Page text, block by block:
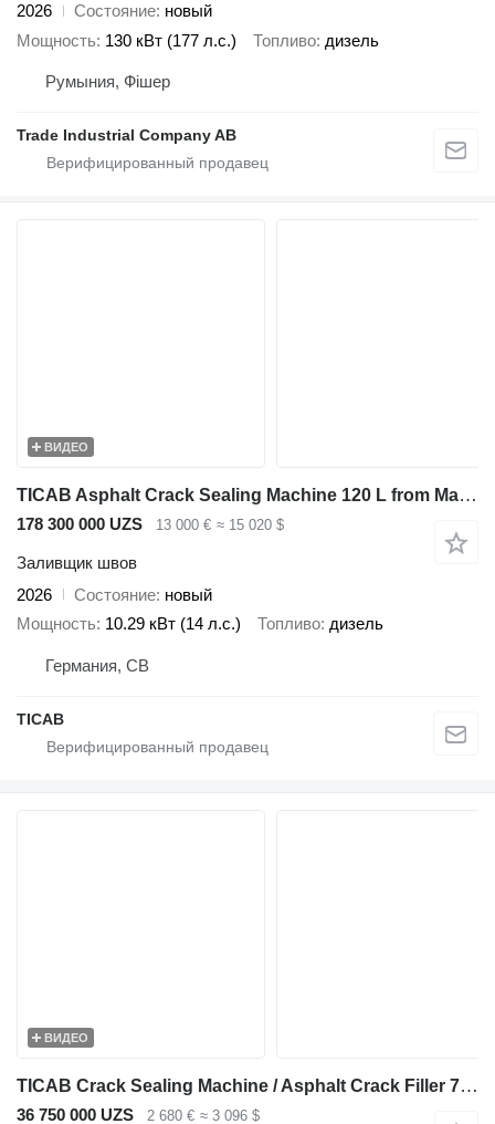
2026
Состояние новый
Мощность 130 кВт (177 л.с.) Топливо дизель
Румыния, Фішер
Trade Industrial Company AB
ВИДЕО
TICAB Asphalt Crack Sealing Machine 120 L from Manufacturer
178 300 000 UZS 13 000 € ≈ 15 020 $
Заливщик швов
2026
Состояние новый
Мощность 10.29 кВт (14 л.с.) Топливо дизель
Германия, CB
ТІСАВ
ВИДЕО
TICAB Crack Sealing Machine / Asphalt Crack Filler 70 L from Manufactu
36 750 000 UZS 2 680 € ≈ 3 096 $